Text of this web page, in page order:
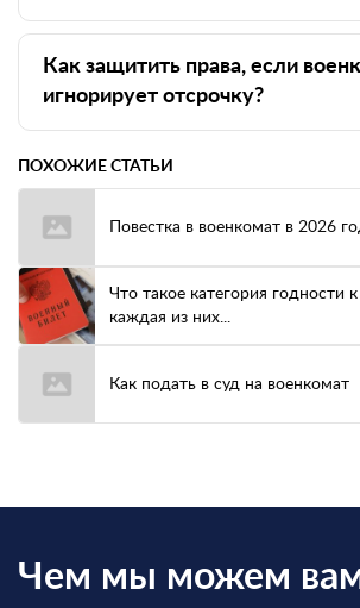
Как защитить права, если
игнорирует отсрочку?
ПОХОЖИЕ СТАТЬИ
Повестка в военкомат в 2026
Что такое категория годности
каждая из них...
Как подать в суд на военкомат
Чем мы можем